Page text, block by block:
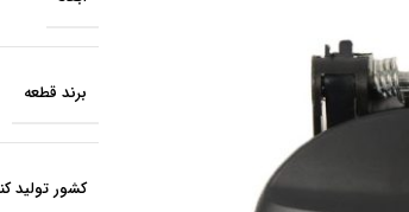
برند قطعه
کشور تولید